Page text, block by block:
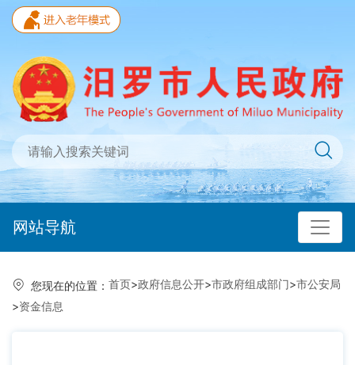
网站导航
您现在的位置： 首页>政府信息公开>市政府组成部门>市公安局
>资金信息